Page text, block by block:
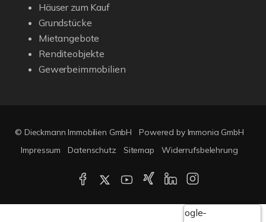
Häuser zum Kauf
Grundstücke
Mietangebote
Renditeobjekte
Gewerbeimmobilien
© Dieckmann Immobilien GmbH
Powered by Immonia GmbH
Impressum
Datenschutz Sitemap Widerrufsbelehrung
Google-